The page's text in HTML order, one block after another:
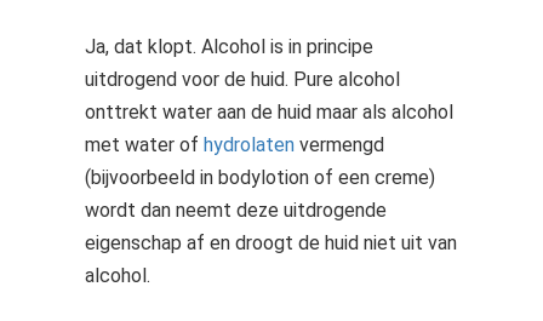
Ja, dat klopt. Alcohol is in principe
uitdrogend voor de huid. Pure alcohol
onttrekt water aan de huid maar als alcohol
met water of hydrolaten vermengd
(bijvoorbeeld in bodylotion of een creme)
wordt dan neemt deze uitdrogende
eigenschap af en droogt de huid niet uit van
alcohol.